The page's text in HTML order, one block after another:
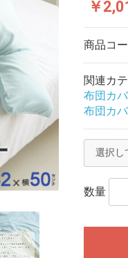
￥
商品コ
関連カ
布団カ
布団カ
数量